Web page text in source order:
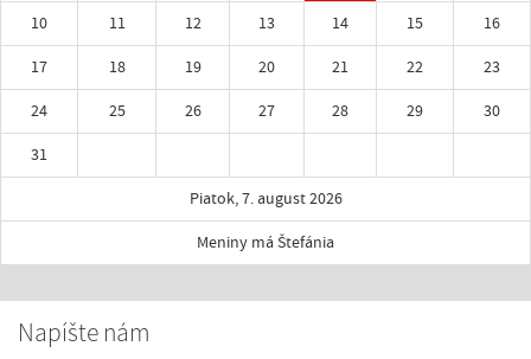
10
11 12 13 14 15
16
17
18 19 20 21 22
23
24
25 26 27 28 29
30
31
Piatok, 7. august 2026
Meniny má Štefánia
Napíšte nám